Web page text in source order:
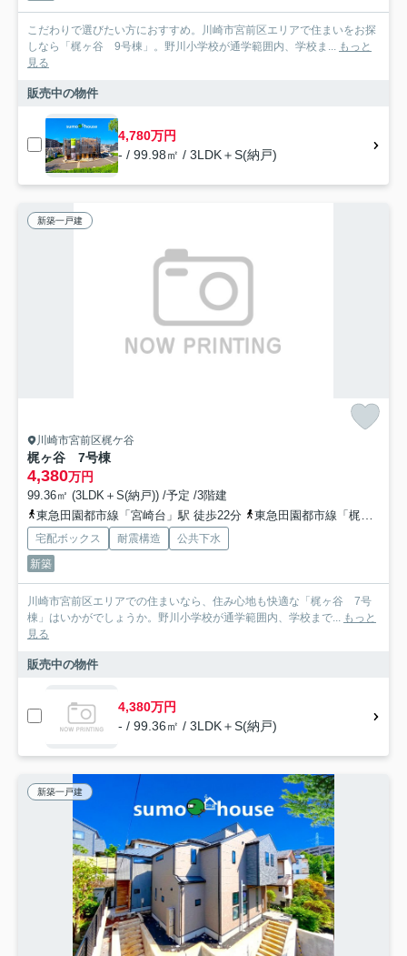
こだわりで選びたい方におすすめ。川崎市宮前区エリアで住まいをお探
しなら「梶ヶ谷 9号棟」。野川小学校が通学範囲内、学校ま...
もっと
見る
販売中の物件
4,780万円
- / 99.98㎡ / 3LDK＋S(納戸)
新築一戸建
川崎市宮前区梶ケ谷
梶ヶ谷 7号棟
4,380万円
99.36㎡ (3LDK＋S(納戸)) /予定 /3階建
東急田園都市線「宮崎台」駅 徒歩22分
東急田園都市線「梶が谷」駅 徒歩25分
宅配ボックス 耐震構造
公共下水
新築
川崎市宮前区エリアでの住まいなら、住み心地も快適な「梶ヶ谷 7号
棟」はいかがでしょうか。野川小学校が通学範囲内、学校まで... もっと
見る
販売中の物件
4,380万円
- / 99.36㎡ / 3LDK＋S(納戸)
新築一戸建